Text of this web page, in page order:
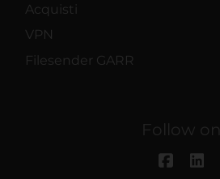
Acquisti
VPN
Filesender GARR
Follow on